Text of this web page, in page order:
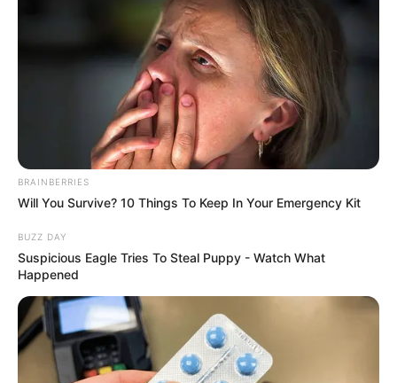
ดูดวงรายวัน
ดวงประจำวันศุกร์ ที่ 16 ธันวาคม
2565
คนวันอาทิตย์
ไพ่ประจำวันของท่านในวันนี้ คือ ไพ่กรรมกำหนด
BRAINBERRIES
Will You Survive? 10 Things To Keep In Your Emergency Kit
BUZZ DAY
Suspicious Eagle Tries To Steal Puppy - Watch What
Happened